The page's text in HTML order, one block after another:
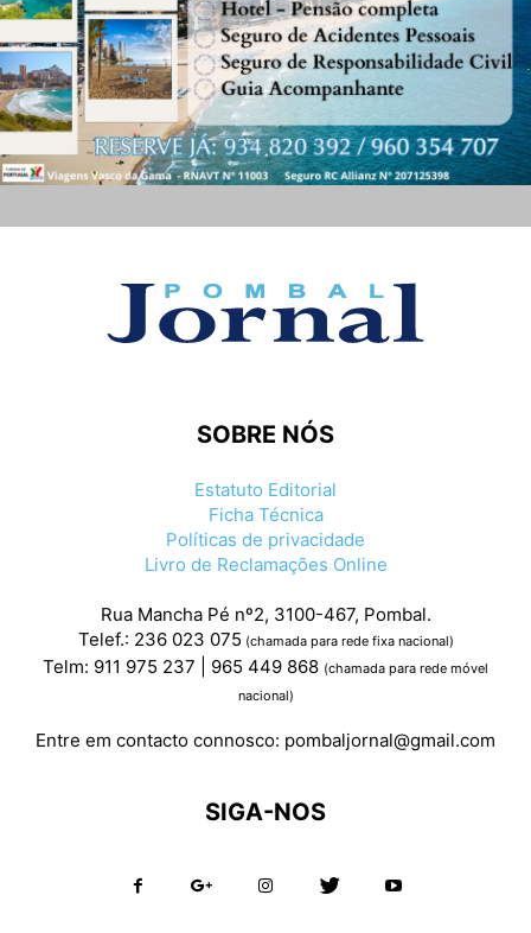
SOBRE NÓS
Estatuto Editorial
Ficha Técnica
Políticas de privacidade
Livro de Reclamações Online
Rua Mancha Pé nº2, 3100-467, Pombal.
Telef.: 236 023 075 (chamada para rede fixa nacional)
Telm: 911 975 237 | 965 449 868 (chamada para rede móvel
nacional)
Entre em contacto connosco: pombaljornal@gmail.com
SIGA-NOS